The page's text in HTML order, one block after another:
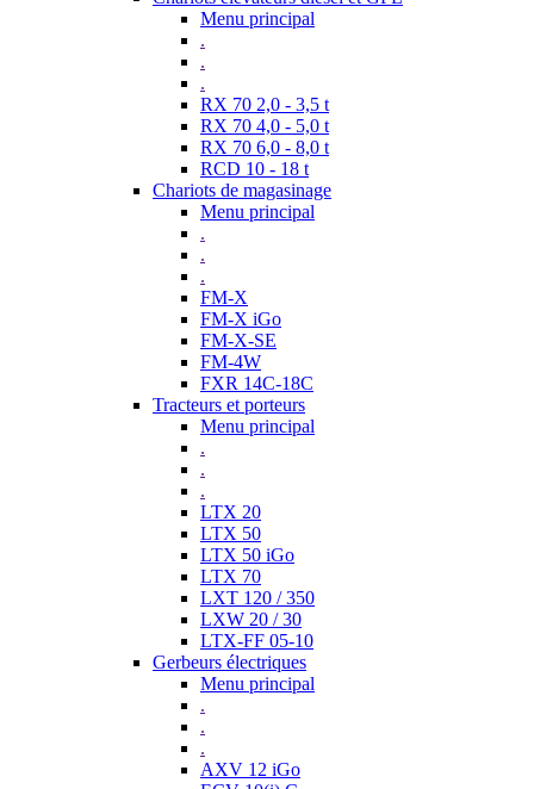
Menu principal
.
.
.
RX 70 2,0 - 3,5 t
RX 70 4,0 - 5,0 t
RX 70 6,0 - 8,0 t
RCD 10 - 18 t
Chariots de magasinage
Menu principal
.
.
.
FM-X
FM-X iGo
FM-X-SE
FM-4W
FXR 14C-18C
Tracteurs et porteurs
Menu principal
.
.
.
LTX 20
LTX 50
LTX 50 iGo
LTX 70
LXT 120 / 350
LXW 20 / 30
LTX-FF 05-10
Gerbeurs électriques
Menu principal
.
.
.
AXV 12 iGo